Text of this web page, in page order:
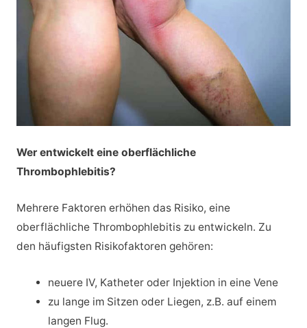
Wer entwickelt eine oberflächliche
Thrombophlebitis?
Mehrere Faktoren erhöhen das Risiko, eine
oberflächliche Thrombophlebitis zu entwickeln. Zu
den häufigsten Risikofaktoren gehören:
neuere IV, Katheter oder Injektion in eine Vene
zu lange im Sitzen oder Liegen, z.B. auf einem
langen Flug.